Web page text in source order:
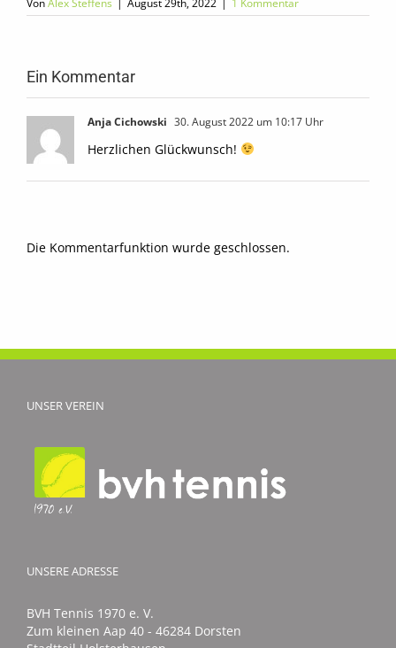
VonAlex Steffens | August 29th, 2022 | 1 Kommentar
Ein Kommentar
Anja Cichowski 30. August 2022 um 10:17 Uhr
Herzlichen Glückwunsch!
Die Kommentarfunktion wurde geschlossen.
UNSER VEREIN
UNSERE ADRESSE
BVH Tennis 1970 e. V.
Zum kleinen Aap 40 - 46284 Dorsten